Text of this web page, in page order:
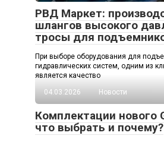
РВД Маркет:
шлангов высокого
тросы для
При выборе оборудования для
гидравлических систем, одним из
является качество
04.03.2026
Новости
Комплектации нового
что выбрать и почему?